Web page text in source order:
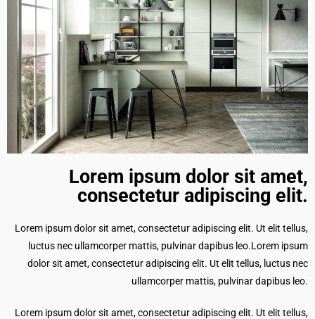
Lorem ipsum dolor sit amet,
consectetur adipiscing elit.​
Lorem ipsum dolor sit amet, consectetur adipiscing elit. Ut elit tellus,
luctus nec ullamcorper mattis, pulvinar dapibus leo.Lorem ipsum
dolor sit amet, consectetur adipiscing elit. Ut elit tellus, luctus nec
ullamcorper mattis, pulvinar dapibus leo.
Lorem ipsum dolor sit amet, consectetur adipiscing elit. Ut elit tellus,